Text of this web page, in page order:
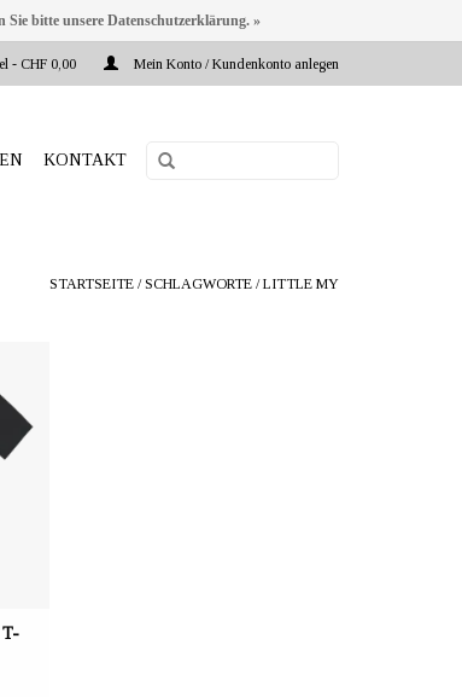
- CHF 0,00 Mein Konto / Kundenkonto anlegen
KONTAKT
STARTSEITE /SCHLAGWORTE /LITTLE MY
T-
bitte unsere Datenschutzerklärung. »